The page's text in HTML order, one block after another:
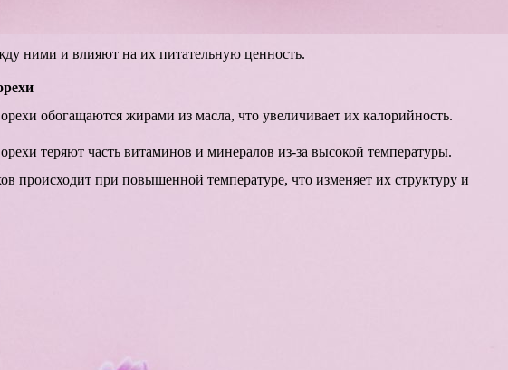
ними и влияют на их питательную ценность.
обогащаются жирами из масла, что увеличивает их калорийность.
теряют часть витаминов и минералов из-за высокой температуры.
происходит при повышенной температуре, что изменяет их структуру и